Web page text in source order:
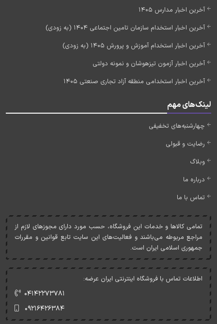
آخرین اخبار مدارس 1405
آخرین اخبار استخدام سازمان تامین اجتماعی 1404 (به زودی)
آخرین اخبار استخدام آموزش و پرورش 1405 (به زودی)
آخرین اخبار آزمون تیزهوشان و نمونه دولتی
آخرین اخبار استخدامی منطقه آزاد تجاری صنعتی 1405
لینک‌های مهم
چهارشنبه‌های تخفیفی
رضایت و قبولی
وبلاگ
درباره ما
تماس با ما
تمامی کالاها و خدمات اين فروشگاه، حسب مورد دارای مجوزهای لازم از
مراجع مربوطه می‌باشند و فعاليت‌های اين سايت تابع قوانين و مقررات
جمهوری اسلامی ايران است.
اطلاعات تماس با فروشگاه اینترنتی ایران عرضه:
۰۴۱۴۲۲۷۳۷۸۱
۰۹۲۱۶۴۲۶۳۸۴